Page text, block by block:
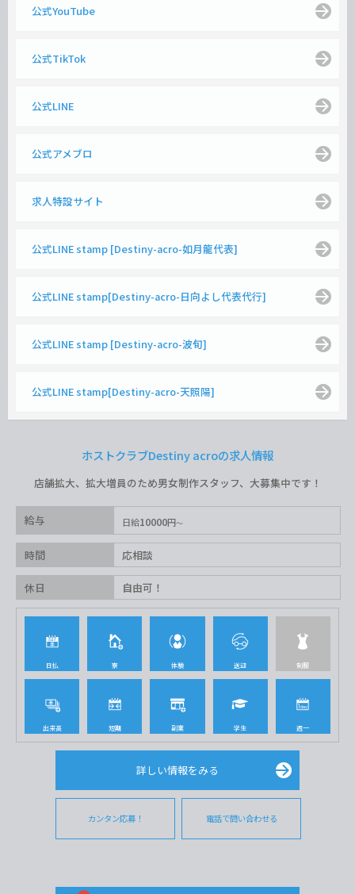
公式YouTube
公式TikTok
公式LINE
公式アメブロ
求人特設サイト
公式LINE stamp [Destiny-acro-如月龍代表]
公式LINE stamp[Destiny-acro-日向よし代表代行]
公式LINE stamp [Destiny-acro-波旬]
公式LINE stamp[Destiny-acro-天照陽]
ホストクラブDestiny acroの求人情報
店舗拡大、拡大増員のため男女制作スタッフ、大募集中です！
給与 日給10000円
時間 応相談
休日 自由可！
日払 寮 体験 送迎 制服
出来高 短期 副業 学生 週一
詳しい情報をみる
カンタン応募！ 電話で問い合わせる